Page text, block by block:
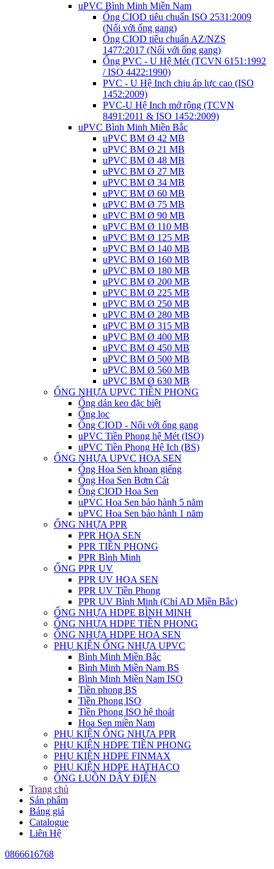
uPVC Bình Minh Miền Nam
Ống CIOD tiêu chuẩn ISO 2531:2009
(Nối với ống gang)
Ống CIOD tiêu chuẩn AZ/NZS
1477:2017 (Nối với ống gang)
Ống PVC - U Hệ Mét (TCVN 6151:1992
/ ISO 4422:1990)
PVC - U Hệ Inch chịu áp lực cao (ISO
1452:2009)
PVC-U Hệ Inch mở rộng (TCVN
8491:2011 & ISO 1452:2009)
uPVC Bình Minh Miền Bắc
uPVC BM Ø 42 MB
uPVC BM Ø 21 MB
uPVC BM Ø 48 MB
uPVC BM Ø 27 MB
uPVC BM Ø 34 MB
uPVC BM Ø 60 MB
uPVC BM Ø 75 MB
uPVC BM Ø 90 MB
uPVC BM Ø 110 MB
uPVC BM Ø 125 MB
uPVC BM Ø 140 MB
uPVC BM Ø 160 MB
uPVC BM Ø 180 MB
uPVC BM Ø 200 MB
uPVC BM Ø 225 MB
uPVC BM Ø 250 MB
uPVC BM Ø 280 MB
uPVC BM Ø 315 MB
uPVC BM Ø 400 MB
uPVC BM Ø 450 MB
uPVC BM Ø 500 MB
uPVC BM Ø 560 MB
uPVC BM Ø 630 MB
ỐNG NHỰA UPVC TIỀN PHONG
Ống dán keo đặc biệt
Ống lọc
Ống CIOD - Nối với ống gang
uPVC Tiền Phong hệ Mét (ISO)
uPVC Tiền Phong Hệ Ich (BS)
ỐNG NHỰA UPVC HOA SEN
Ống Hoa Sen khoan giếng
Ống Hoa Sen Bơm Cát
Ống CIOD Hoa Sen
uPVC Hoa Sen bảo hành 5 năm
uPVC Hoa Sen bảo hành 1 năm
ỐNG NHỰA PPR
PPR HOA SEN
PPR TIỀN PHONG
PPR Bình Minh
ỐNG PPR UV
PPR UV HOA SEN
PPR UV Tiền Phong
PPR UV Bình Minh (Chỉ AD Miền Bắc)
ỐNG NHỰA HDPE BÌNH MINH
ỐNG NHỰA HDPE TIỀN PHONG
ỐNG NHỰA HDPE HOA SEN
PHỤ KIỆN ỐNG NHỰA UPVC
Bình Minh Miền Bắc
Bình Minh Miền Nam BS
Bình Minh Miền Nam ISO
Tiền phong BS
Tiền Phong ISO
Tiền Phong ISO hệ thoát
Hoa Sen miền Nam
PHỤ KIỆN ỐNG NHỰA PPR
PHỤ KIỆN HDPE TIỀN PHONG
PHỤ KIỆN HDPE FINMAX
PHỤ KIỆN HDPE HATHACO
ỐNG LUỒN DÂY ĐIỆN
Trang chủ
Sản phẩm
Bảng giá
Catalogue
Liên Hệ
0866616768